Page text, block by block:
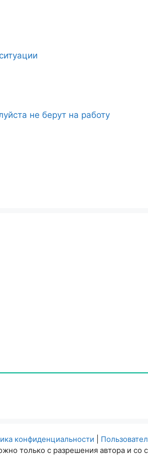
не берут на работу
конфиденциальности
только с разрешения автора и со